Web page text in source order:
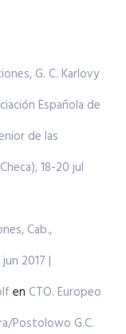
G. C. Karlovy
Española de
de las
18-20 jul
Cab.,
2017 |
en CTO. Europeo
Postolowo G.C.